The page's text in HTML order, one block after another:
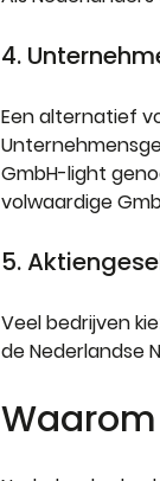
4.
Een alternatief
GmbH-light
volwaardige
5.
Veel bedrijven
de Nederlandse